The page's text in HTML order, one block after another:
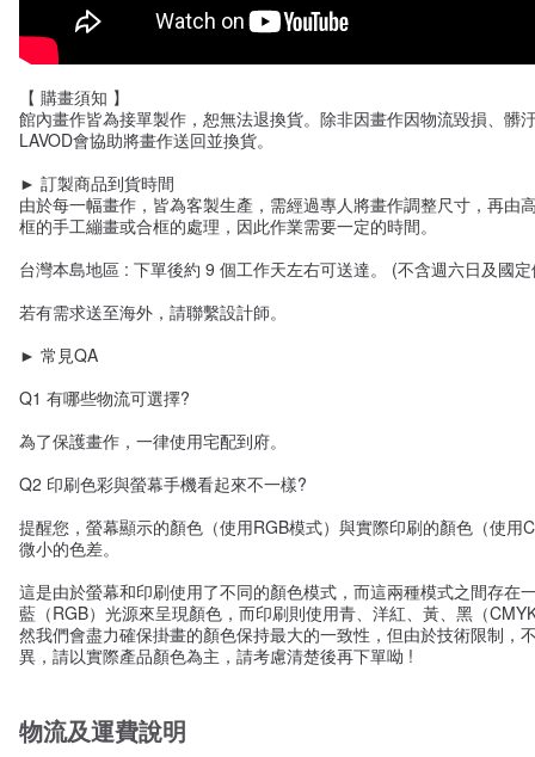
【 購畫須知 】
館內畫作皆為接單製作，恕無法退換貨。除非因畫作因物流毀損、髒
LAVOD會協助將畫作送回並換貨。
► 訂製商品到貨時間
由於每一幅畫作，皆為客製生產，需經過專人將畫作調整尺寸，再由
框的手工繃畫或合框的處理，因此作業需要一定的時間。
台灣本島地區 : 下單後約 9 個工作天左右可送達。 (不含週六日及國
若有需求送至海外，請聯繫設計師。
► 常見QA
Q1 有哪些物流可選擇?
為了保護畫作，一律使用宅配到府。
Q2 印刷色彩與螢幕手機看起來不一樣?
提醒您，螢幕顯示的顏色（使用RGB模式）與實際印刷的顏色（使用
微小的色差。
這是由於螢幕和印刷使用了不同的顏色模式，而這兩種模式之間存在
藍（RGB）光源來呈現顏色，而印刷則使用青、洋紅、黃、黑（
然我們會盡力確保掛畫的顏色保持最大的一致性，但由於技術限制，
異，請以實際產品顏色為主，請考慮清楚後再下單呦 !
物流及運費說明